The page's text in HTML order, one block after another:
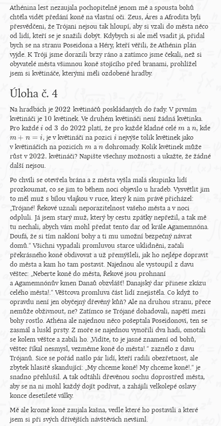
Athénina lest nezaujala pochopitelně jenom mě a spousta bohů
chtěla vidět předání koně na vlastní oči. Zeus, Áres a Afrodita byli
přesvědčeni, že Trójani nejsou tak hloupí, aby si vzali do města něco
od lidí, kteří se je snažili dobýt. Kdybych si ale měl vsadit já, přidal
bych se na stranu Poseidona a Héry, kteří věřili, že Athénin plán
vyjde. K Tróji jsme dorazili brzy ráno a zatímco jsme čekali, než si
obyvatelé města všimnou koně stojícího před branami, prohlížel
jsem si květináče, kterými měli ozdobené hradby.
Úloha č. 4
Na hradbách je 2022
2022 květináčů poskládaných do řady. V prvním
květináči je 10
10 květinek. Ve druhém květináči není žádná květinka.
Pro každé i
i od3
3 do 2022
2022 platí, že pro každé kladné celém
m a n
n, kde
m + n = i
m+n =i , je v květináči na pozici i
inejvýše tolik květinek jako
v květináčích na pozicích m
m a n
n dohromady. Kolik květinek může
růst v2022.
2022. květináči? Napište všechny možnosti a ukažte, že žádné
další nejsou.
Po chvíli se otevřela brána a z města vyšla malá skupinka lidí
prozkoumat, co se jim to během noci objevilo u hradeb. Vysvětlit jim
to měl muž s bílou vlajkou v ruce, který k nim právě přicházel:
„Trójané! Řekové uznali neporazitelnost vašeho města a v noci
odpluli. Já jsem starý muž, který by cestu zpátky nepřežil, a tak mě
tu nechali, abych vám mohl předat tento dar od krále Agamemnóna.
Doufá, že si tím nakloní bohy a ti mu umožní bezpečný návrat
domů.“ Všichni vypadali promluvou starce uklidněni, začali
překrásného koně obdivovat a už přemýšleli, jak ho nejlépe dopravit
do města a kam ho tam postavit. Najednou ale vystoupil z davu
věštec: „Neberte koně do města, Řekové jsou prohnaní
a Agamemnónův kmen Danaů obzvlášť! Danajský dar přinese zkázu
celého města!.“ Věštcova promluva část lidí znejistěla. Co když to
opravdu není jen obyčejný dřevěný kůň? Ale na druhou stranu, přece
nemůže obživnout, ne? Zatímco se Trójané dohadovali, napětí mezi
bohy rostlo. Athéna ale najednou něco pošeptala Poseidonovi, ten se
zasmál a luskl prsty. Z moře se najednou vynořili dva hadi, omotali
se kolem věštce a zabili ho. „Vidíte, to je jasné znamení od bohů,
věštec říkal nesmysl, vezměme koně do města!.“ zaznělo z davu
Trójanů. Sice se pořád našlo pár lidí, kteří radili obezřetnost, ale
zbytek hlasitě skandující: „My chceme koně! My chceme koně!.“ je
snadno přehlušil. A tak odtáhli dřevěnou sochu doprostřed města,
aby se na ni mohl každý dojít podívat, a zahájili velkolepé oslavy
konce desetileté války.
Mě ale kromě koně zaujala kašna, vedle které ho postavili a které
jsem si při svých dřívějších návštěvách nevšiml.